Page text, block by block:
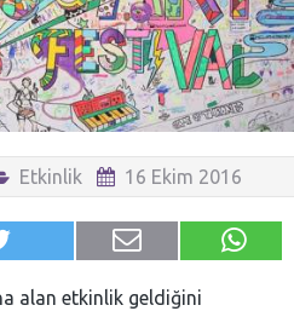
Etkinlik 16 Ekim 2016
alan etkinlik geldiğini